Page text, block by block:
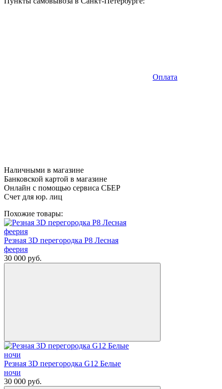
Оплата
Наличными в магазине
Банковской картой в магазине
Онлайн с помощью сервиса СБЕР
Счет для юр. лиц
Похожие товары:
Резная 3D перегородка Р8 Лесная
феерия
30 000 руб.
Резная 3D перегородка G12 Белые
ночи
30 000 руб.